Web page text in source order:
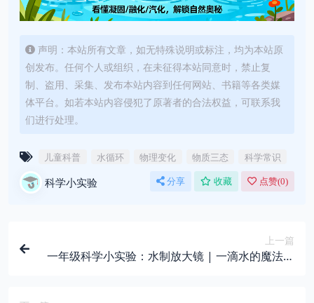
声明：本站所有文章，如无特殊说明或标注，均为本站原
创发布。任何个人或组织，在未征得本站同意时，禁止复
制、盗用、采集、发布本站内容到任何网站、书籍等各类媒
体平台。如若本站内容侵犯了原著者的合法权益，可联系我
们进行处理。
儿童科普 水循环 物理变化 物质三态 科学常识
科学小实验 分享 收藏 点赞(0)
上一篇
一年级科学小实验：水制放大镜 | 一滴水的魔法，